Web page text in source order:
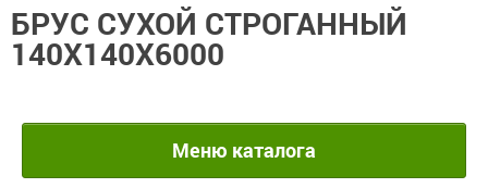
БРУС СУХОЙ СТРОГАННЫЙ
140Х140Х6000
Меню каталога